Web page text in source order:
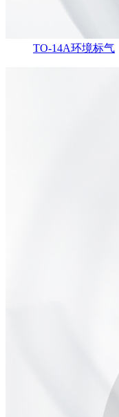
TO-14A环境标气